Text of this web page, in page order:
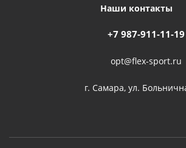
Наши контакты
+7 987-911-11-19
opt@flex-sport.ru
г. Самара, ул.